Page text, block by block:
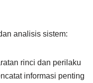
analisis sistem:
rinci dan perilaku
informasi penting